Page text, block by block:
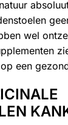
wel
een